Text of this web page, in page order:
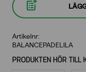
Artikelnr:
BALANCEPADELILA
PRODUKTEN HÖR TILL